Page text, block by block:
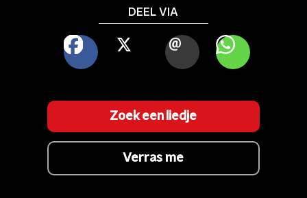
DEEL VIA
FACEBOOK
X MAIL WHATSAPP
Zoek een liedje
Verras me